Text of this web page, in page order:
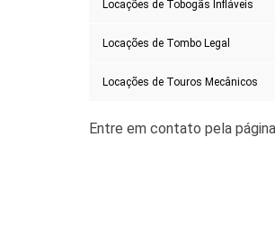
Locações de Tobogãs Infláveis
Locações de Tombo Legal
Locações de Touros Mecânicos